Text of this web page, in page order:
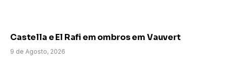
Castella e El Rafi em ombros em Vauvert
9 de Agosto, 2026